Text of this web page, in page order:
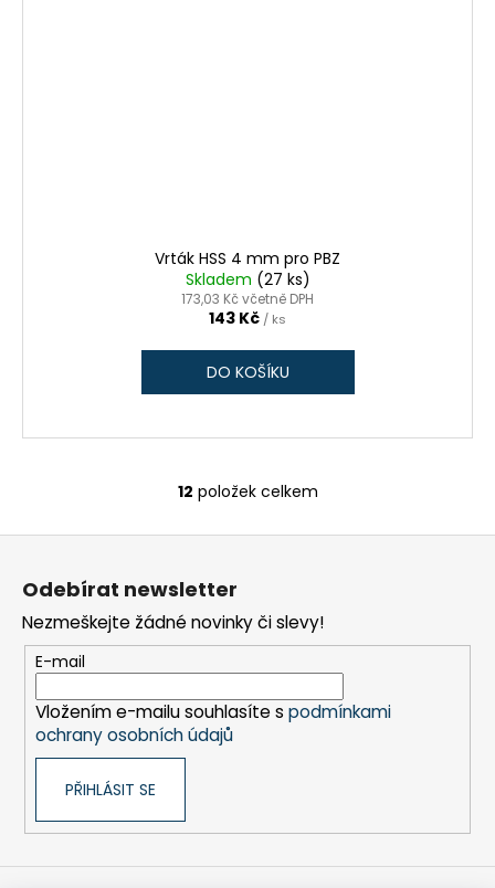
Vrták HSS 4 mm pro PBZ
Skladem (27 ks)
173,03 Kč včetně DPH
143 Kč / ks
DO KOŠÍKU
O
v
a
c
í
p
r
ý
p
12 položek celkem
Odebírat newsletter
Nezmeškejte žádné novinky či slevy!
E-mail
Vložením e-mailu souhlasíte s podmínkami
ochrany osobních údajů
PŘIHLÁSIT SE